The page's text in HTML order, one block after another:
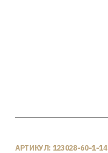
АРТИКУЛ: 123028-60-1-14